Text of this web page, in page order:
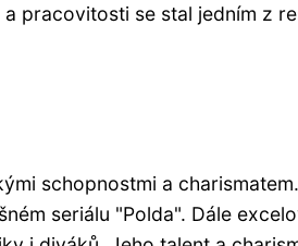
pracovitosti se stal jedním z
schopnostmi a
seriálu "Polda". Dále